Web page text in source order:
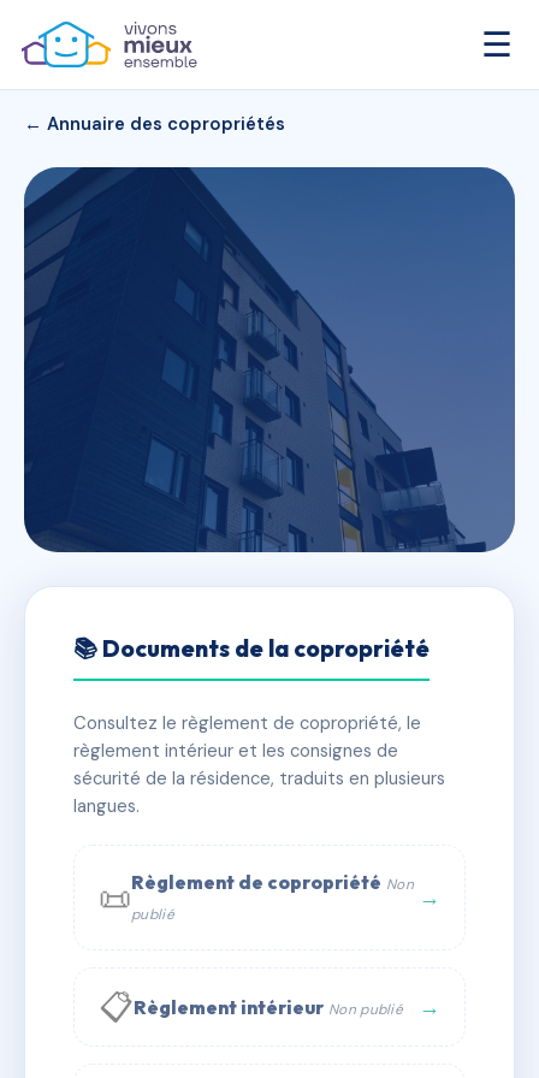
☰
← Annuaire des copropriétés
LE VICTORIA
MITTELHAUSBERGEN
✓ Immatriculée 🏠 45 lots 🏗 1 bâtiment(s)
✉ Email
📚 Documents de la copropriété
Consultez le règlement de copropriété, le
règlement intérieur et les consignes de
sécurité de la résidence, traduits en plusieurs
langues.
📜Règlement de copropriété Non
publié
→
📋Règlement intérieur Non publié →